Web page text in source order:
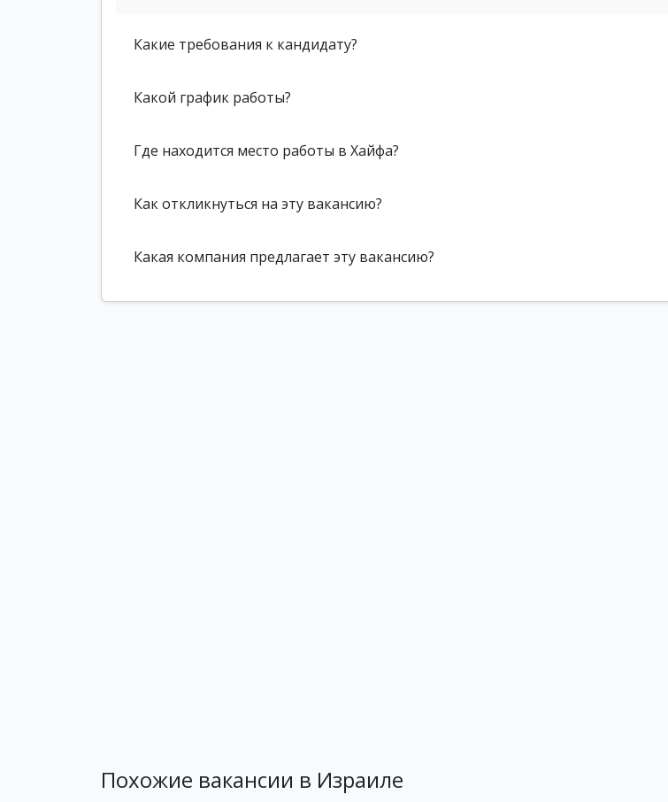
Какие требования к кандидату?
Какой график работы?
Где находится место работы в Хайфа?
Как откликнуться на эту вакансию?
Какая компания предлагает эту вакансию?
Похожие вакансии в Израиле